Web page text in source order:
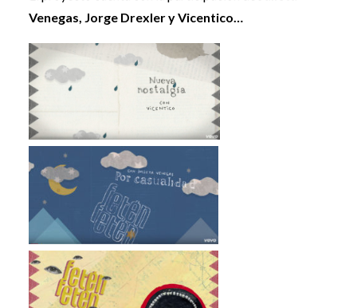
Venegas, Jorge Drexler y Vicentico…